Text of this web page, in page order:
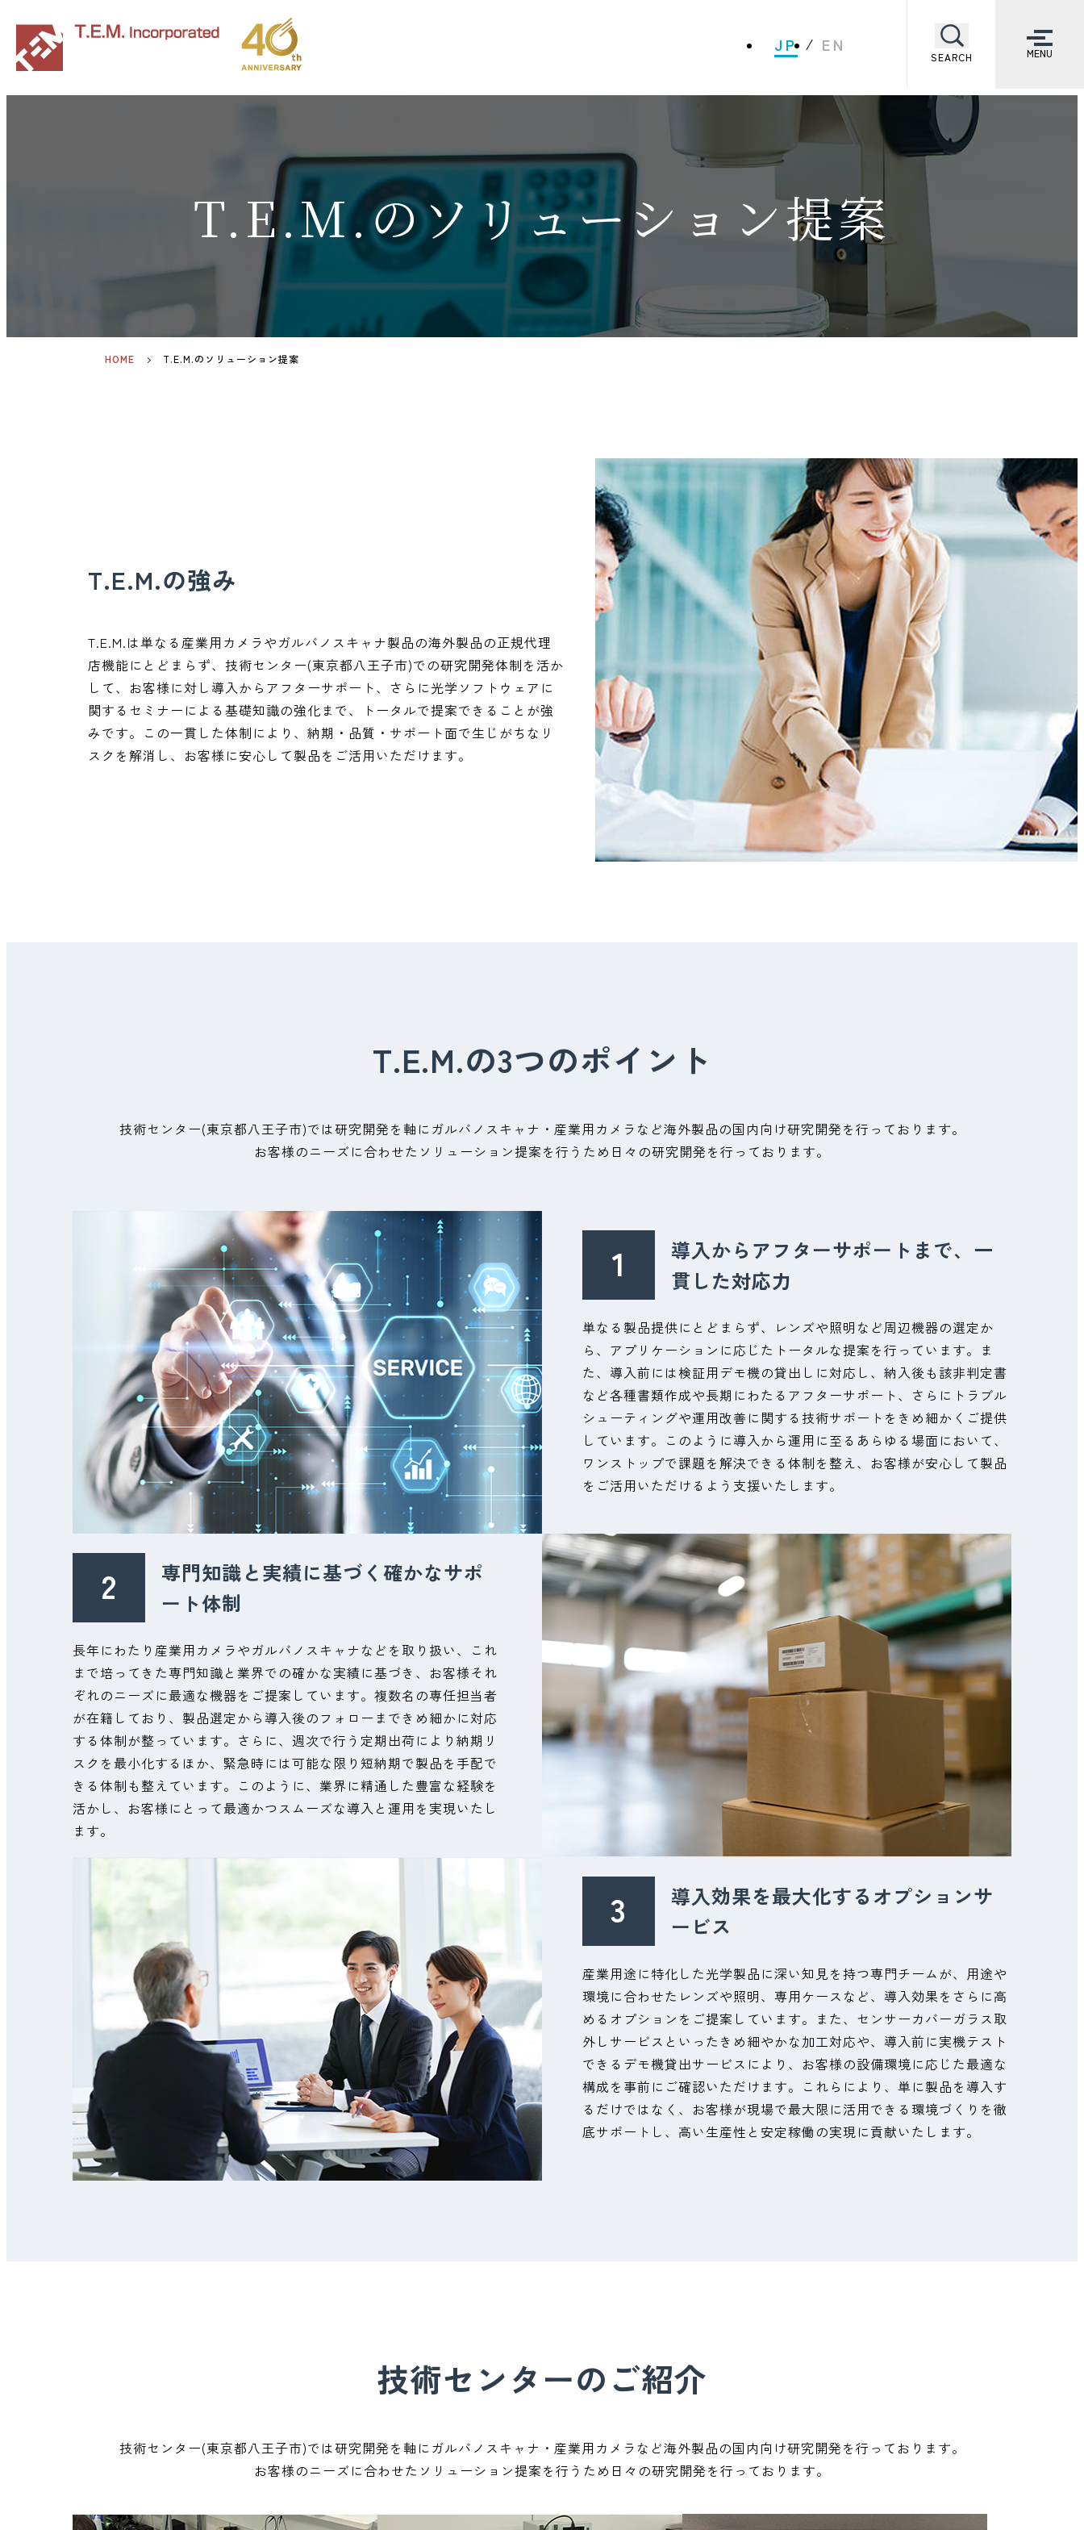
JP EN
SEARCH MENU
T.E.M.のソリューション提案
HOME T.E.M.のソリューション提案
T.E.M.の強み
T.E.M.は単なる産業用カメラやガルバノスキャナ製品の海外製品の正規代理
店機能にとどまらず、技術センター(東京都八王子市)での研究開発体制を活か
して、お客様に対し導入からアフターサポート、さらに光学ソフトウェアに
関するセミナーによる基礎知識の強化まで、トータルで提案できることが強
みです。この一貫した体制により、納期・品質・サポート面で生じがちなリ
スクを解消し、お客様に安心して製品をご活用いただけます。
T.E.M.の3つのポイント
技術センター(東京都八王子市)では研究開発を軸にガルバノスキャナ・産業用カメラなど海外製品の国内向け研究開発を行っております。
お客様のニーズに合わせたソリューション提案を行うため日々の研究開発を行っております。
導入からアフターサポートまで、一
貫した対応力
単なる製品提供にとどまらず、レンズや照明など周辺機器の選定か
ら、アプリケーションに応じたトータルな提案を行っています。ま
た、導入前には検証用デモ機の貸出しに対応し、納入後も該非判定書
など各種書類作成や長期にわたるアフターサポート、さらにトラブル
シューティングや運用改善に関する技術サポートをきめ細かくご提供
しています。このように導入から運用に至るあらゆる場面において、
ワンストップで課題を解決できる体制を整え、お客様が安心して製品
をご活用いただけるよう支援いたします。
専門知識と実績に基づく確かなサポ
ート体制
長年にわたり産業用カメラやガルバノスキャナなどを取り扱い、これ
まで培ってきた専門知識と業界での確かな実績に基づき、お客様それ
ぞれのニーズに最適な機器をご提案しています。複数名の専任担当者
が在籍しており、製品選定から導入後のフォローまできめ細かに対応
する体制が整っています。さらに、週次で行う定期出荷により納期リ
スクを最小化するほか、緊急時には可能な限り短納期で製品を手配で
きる体制も整えています。このように、業界に精通した豊富な経験を
活かし、お客様にとって最適かつスムーズな導入と運用を実現いたし
ます。
導入効果を最大化するオプションサ
ービス
産業用途に特化した光学製品に深い知見を持つ専門チームが、用途や
環境に合わせたレンズや照明、専用ケースなど、導入効果をさらに高
めるオプションをご提案しています。また、センサーカバーガラス取
外しサービスといったきめ細やかな加工対応や、導入前に実機テスト
できるデモ機貸出サービスにより、お客様の設備環境に応じた最適な
構成を事前にご確認いただけます。これらにより、単に製品を導入す
るだけではなく、お客様が現場で最大限に活用できる環境づくりを徹
底サポートし、高い生産性と安定稼働の実現に貢献いたします。
技術センターのご紹介
技術センター(東京都八王子市)では研究開発を軸にガルバノスキャナ・産業用カメラなど海外製品の国内向け研究開発を行っております。
お客様のニーズに合わせたソリューション提案を行うため日々の研究開発を行っております。